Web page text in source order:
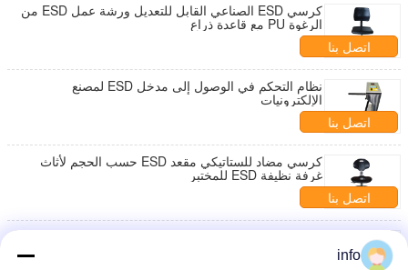
كرسي ESD الصناعي القابل للتعديل ورشة عمل ESD من
الرغوة PU مع قاعدة ذراع
اتصل بنا
نظام التحكم في الوصول إلى مدخل ESD لمصنع
الإلكترونيات
اتصل بنا
كرسي مضاد للستاتيكي مقعد ESD حسب الحجم لأثاث
غرفة نظيفة ESD للمختبر
اتصل بنا
info